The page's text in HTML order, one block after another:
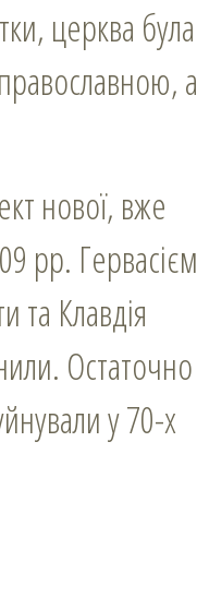
церква була
а
нової, вже
рр. Гервасієм
та Клавдія
Остаточно
у 70-х